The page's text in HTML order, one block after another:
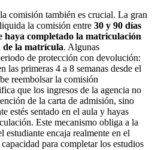
comisión también es crucial. La gran
la comisión entre 30 y 90 días
haya completado la matriculación
la matrícula. Algunas
de protección con devolución:
las primeras 4 a 8 semanas desde el
reembolsar la comisión
que los ingresos de la agencia no
de la carta de admisión, sino
estés sentado en el aula y hayas
Este mecanismo obliga a la
estudiante encaja realmente en el
para completar los estudios